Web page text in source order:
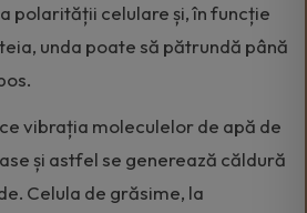
polarității celulare și, în funcție
unda poate să pătrundă până
vibrația moleculelor de apă de
și astfel se generează căldură
Celula de grăsime, la